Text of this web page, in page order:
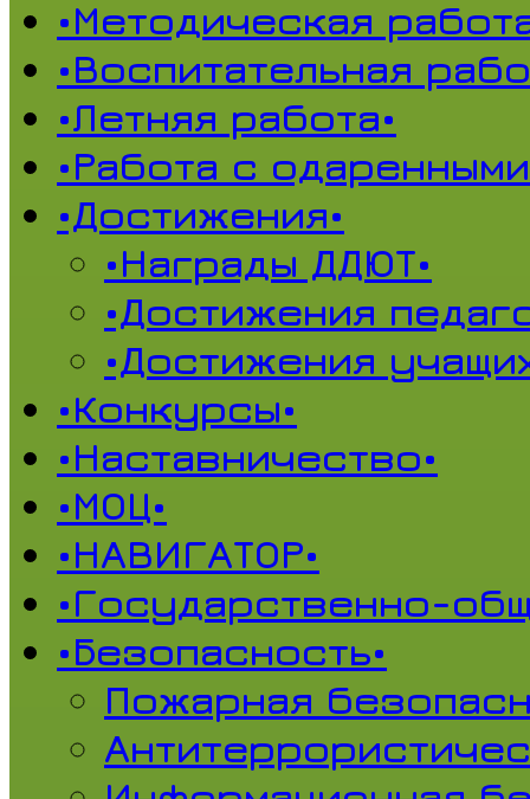
•Методическая
•Воспитательная
•Летняя работа•
•Работа с
•Достижения•
•Награды ДДЮТ•
•Достижения
•Достижения
•Конкурсы•
•Наставничество•
•МОЦ•
•НАВИГАТОР•
•Государственно-
•Безопасность•
Пожарная